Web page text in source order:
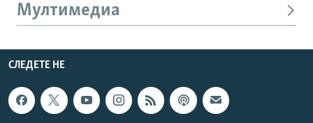
Мултимедиа
СЛЕДЕТЕ НЕ